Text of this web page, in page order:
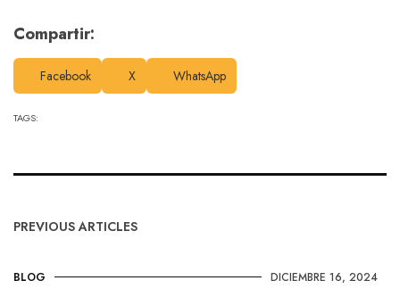
Compartir:
Facebook X WhatsApp
TAGS:
PREVIOUS ARTICLES
BLOG DICIEMBRE 16, 2024